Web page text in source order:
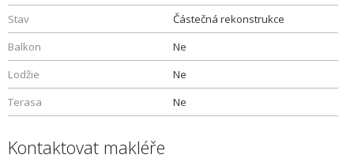
Stav
Částečná rekonstrukce
Balkon
Ne
Lodžie
Ne
Terasa
Ne
Kontaktovat makléře